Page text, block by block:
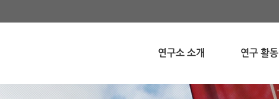
연구소 소개 연구 활동